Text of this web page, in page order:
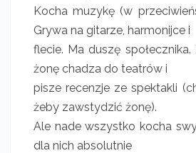
Kocha muzykę (w
Grywa na gitarze, harmonijce i
flecie. Ma duszę
żonę chadza do teatrów i
pisze recenzje ze spektakli
żeby zawstydzić żonę).
Ale nade wszystko kocha
dla nich absolutnie